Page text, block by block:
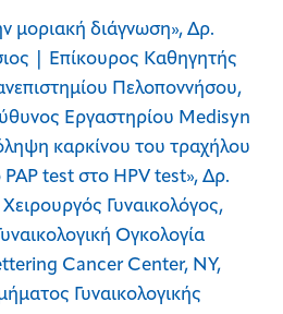
μοριακή διάγνωση», Δρ.
| Επίκουρος Καθηγητής
Πελοποννήσου,
Εργαστηρίου Medisyn
καρκίνου του τραχήλου
test στο HPV test», Δρ.
Χειρουργός Γυναικολόγος,
Ογκολογία
Cancer Center, ΝΥ,
Γυναικολογικής